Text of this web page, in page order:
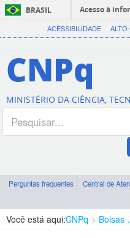
BRASIL
Acesso à
ACESSIBILIDADE ALTO
CNPq
MINISTÉRIO DA CIÊNCIA,
Perguntas frequentes Central de
Você está aqui:CNPq